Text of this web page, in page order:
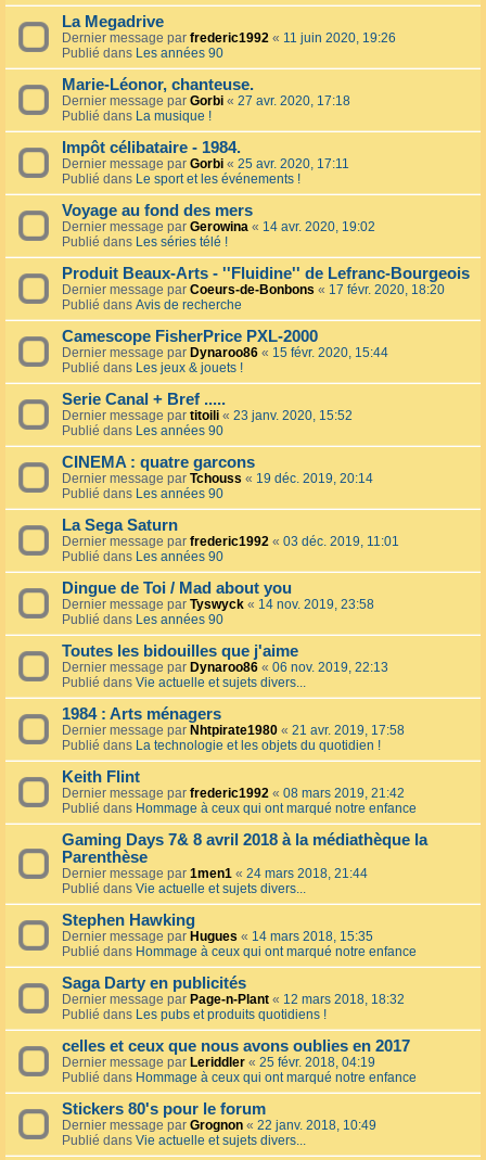
La Megadrive
Dernier message par frederic1992 « 11 juin 2020, 19:26
Publié dans Les années 90
Marie-Léonor, chanteuse.
Dernier message par Gorbi « 27 avr. 2020, 17:18
Publié dans La musique !
Impôt célibataire - 1984.
Dernier message par Gorbi « 25 avr. 2020, 17:11
Publié dans Le sport et les événements !
Voyage au fond des mers
Dernier message par Gerowina « 14 avr. 2020, 19:02
Publié dans Les séries télé !
Produit Beaux-Arts - ''Fluidine'' de Lefranc-Bourgeois
Dernier message par Coeurs-de-Bonbons « 17 févr. 2020, 18:20
Publié dans Avis de recherche
Camescope FisherPrice PXL-2000
Dernier message par Dynaroo86 « 15 févr. 2020, 15:44
Publié dans Les jeux & jouets !
Serie Canal + Bref .....
Dernier message par titoili « 23 janv. 2020, 15:52
Publié dans Les années 90
CINEMA : quatre garcons
Dernier message par Tchouss « 19 déc. 2019, 20:14
Publié dans Les années 90
La Sega Saturn
Dernier message par frederic1992 « 03 déc. 2019, 11:01
Publié dans Les années 90
Dingue de Toi / Mad about you
Dernier message par Tyswyck « 14 nov. 2019, 23:58
Publié dans Les années 90
Toutes les bidouilles que j'aime
Dernier message par Dynaroo86 « 06 nov. 2019, 22:13
Publié dans Vie actuelle et sujets divers...
1984 : Arts ménagers
Dernier message par Nhtpirate1980 « 21 avr. 2019, 17:58
Publié dans La technologie et les objets du quotidien !
Keith Flint
Dernier message par frederic1992 « 08 mars 2019, 21:42
Publié dans Hommage à ceux qui ont marqué notre enfance
Gaming Days 7& 8 avril 2018 à la médiathèque la
Parenthèse
Dernier message par 1men1 « 24 mars 2018, 21:44
Publié dans Vie actuelle et sujets divers...
Stephen Hawking
Dernier message par Hugues « 14 mars 2018, 15:35
Publié dans Hommage à ceux qui ont marqué notre enfance
Saga Darty en publicités
Dernier message par Page-n-Plant « 12 mars 2018, 18:32
Publié dans Les pubs et produits quotidiens !
celles et ceux que nous avons oublies en 2017
Dernier message par Leriddler « 25 févr. 2018, 04:19
Publié dans Hommage à ceux qui ont marqué notre enfance
Stickers 80's pour le forum
Dernier message par Grognon « 22 janv. 2018, 10:49
Publié dans Vie actuelle et sujets divers...